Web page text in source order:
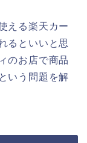
える楽天カー
るといいと思
のお店で商品
いう問題を解